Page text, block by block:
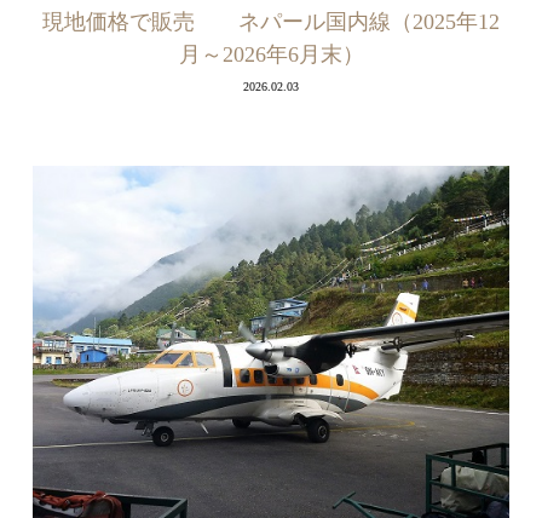
現地価格で販売 ネパール国内線（2025年12
月～2026年6月末）
2026.02.03